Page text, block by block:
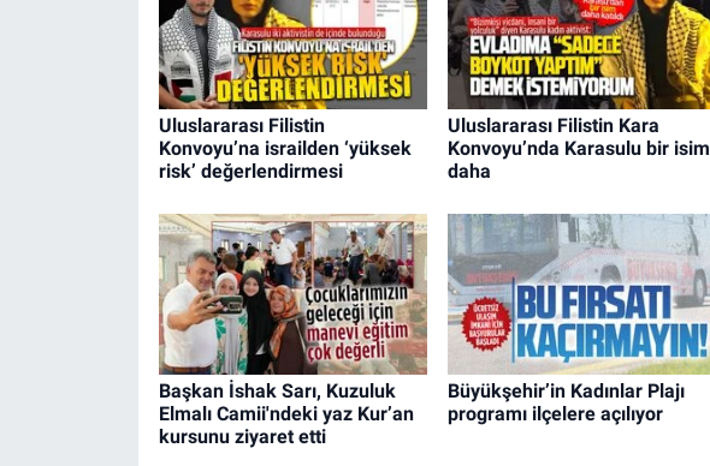
Uluslararası Filistin
Konvoyu’na israilden ‘yüksek
risk’ değerlendirmesi
Uluslararası Filistin Kara
Konvoyu’nda Karasulu bir isim
daha
Başkan İshak Sarı, Kuzuluk
Elmalı Camii'ndeki yaz Kur’an
kursunu ziyaret etti
Büyükşehir’in Kadınlar Plajı
programı ilçelere açılıyor